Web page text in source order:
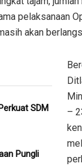
pelaksanaan
akan
SDM
Pungli
–